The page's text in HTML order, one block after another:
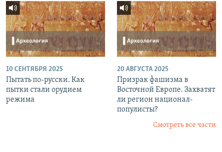
10 СЕНТЯБРЯ 2025
Пытать по-русски. Как
пытки стали орудием
режима
20 АВГУСТА 2025
Призрак фашизма в
Восточной Европе. Захватят
ли регион национал-
популисты?
Смотреть все части